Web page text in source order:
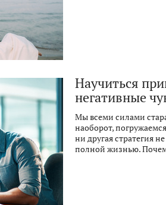
Научиться
негативные
Мы всеми силами
наоборот,
ни другая стратегия
полной жизнью.